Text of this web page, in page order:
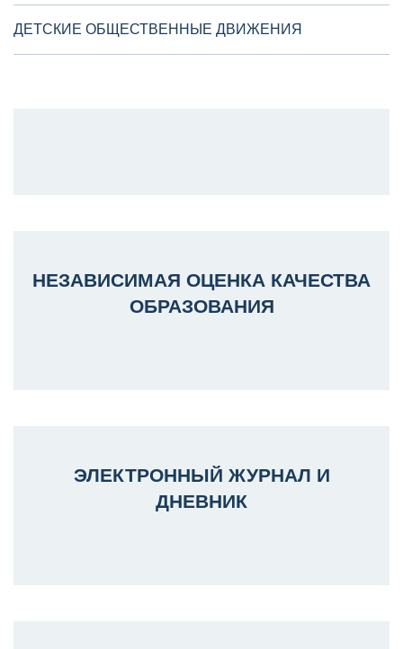
ДЕТСКИЕ ОБЩЕСТВЕННЫЕ ДВИЖЕНИЯ
НЕЗАВИСИМАЯ ОЦЕНКА КАЧЕСТВА
ОБРАЗОВАНИЯ
ЭЛЕКТРОННЫЙ ЖУРНАЛ И
ДНЕВНИК